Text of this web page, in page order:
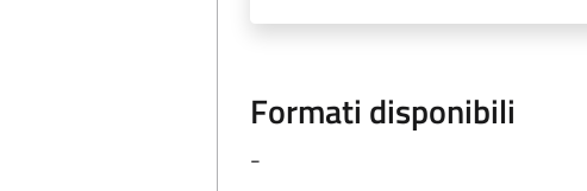
Formati disponibili
-